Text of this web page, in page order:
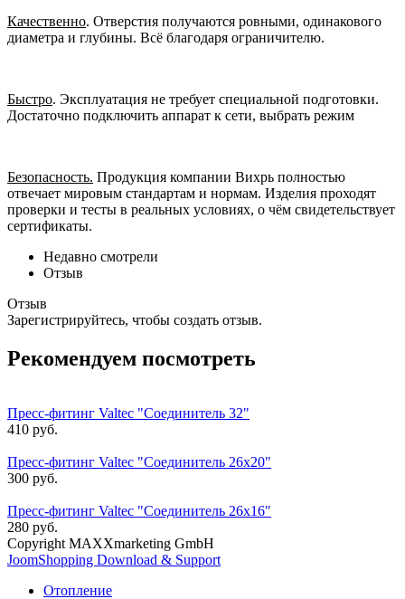
Качественно. Отверстия получаются ровными, одинакового
диаметра и глубины. Всё благодаря ограничителю.
Быстро. Эксплуатация не требует специальной подготовки.
Достаточно подключить аппарат к сети, выбрать режим
Безопасность. Продукция компании Вихрь полностью
отвечает мировым стандартам и нормам. Изделия проходят
проверки и тесты в реальных условиях, о чём свидетельствует
сертификаты.
Недавно смотрели
Отзыв
Отзыв
Зарегистрируйтесь, чтобы создать отзыв.
Рекомендуем посмотреть
Пресс-фитинг Valtec "Соединитель 32"
410 руб.
Пресс-фитинг Valtec "Соединитель 26x20"
300 руб.
Пресс-фитинг Valtec "Соединитель 26x16"
280 руб.
Copyright MAXXmarketing GmbH
JoomShopping Download & Support
Отопление